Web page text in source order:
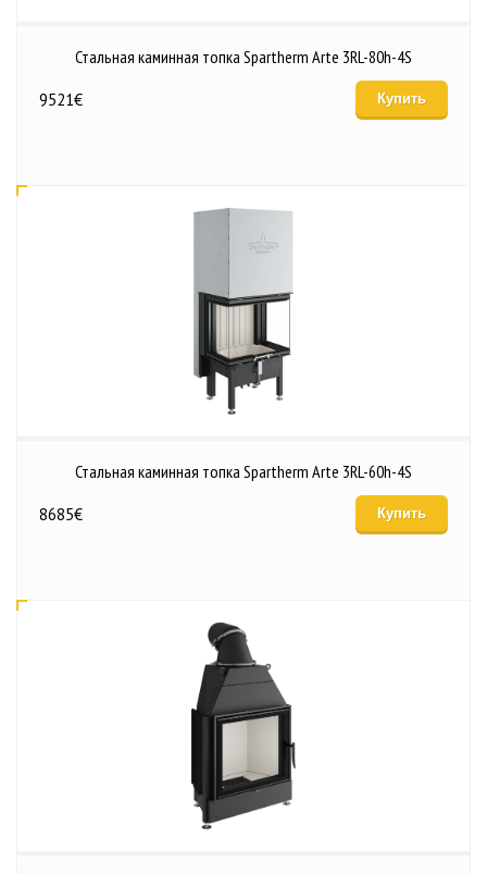
Стальная каминная топка Spartherm Arte 3RL-80h-4S
9521€ Купить
Стальная каминная топка Spartherm Arte 3RL-60h-4S
8685€ Купить